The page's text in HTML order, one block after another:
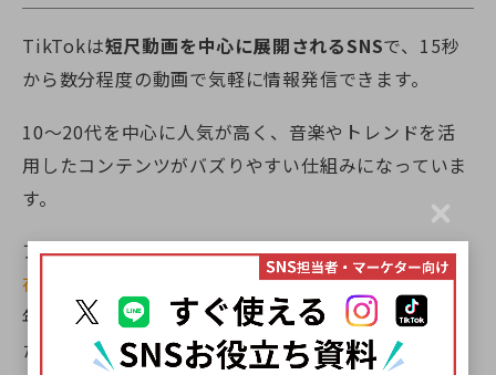
TikTokは短尺動画を中心に展開されるSNSで、15秒
から数分程度の動画で気軽に情報発信できます。
10〜20代を中心に人気が高く、音楽やトレンドを活
用したコンテンツがバズりやすい仕組みになっていま
す。
アルゴリズムによる拡散力が強く、フォロワー数に依
存せず新規層へリーチできるのが大きな特徴です。若
年層向けの認知拡大やブランドの第一印象を植え付け
たい場合には、効果的なプラットフォームといえま
C
l
o
s